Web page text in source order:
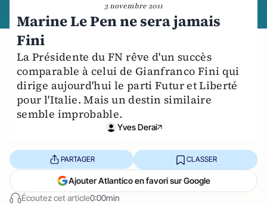
3 novembre 2011
Marine Le Pen ne sera jamais
Fini
La Présidente du FN rêve d'un succès
comparable à celui de Gianfranco Fini qui
dirige aujourd'hui le parti Futur et Liberté
pour l'Italie. Mais un destin similaire
semble improbable.
Yves Derai
Écoutez cet article0:00min
PARTAGER CLASSER
Ajouter Atlantico en favori sur Google